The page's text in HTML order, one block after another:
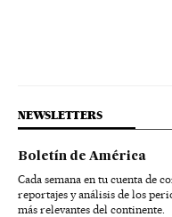
NEWSLETTERS
Boletín de América
Cada semana en tu cuenta de
reportajes y análisis de los
más relevantes del continente.